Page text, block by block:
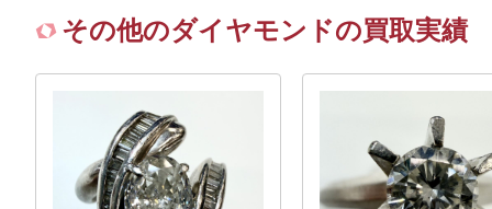
その他のダイヤモンドの買取実績